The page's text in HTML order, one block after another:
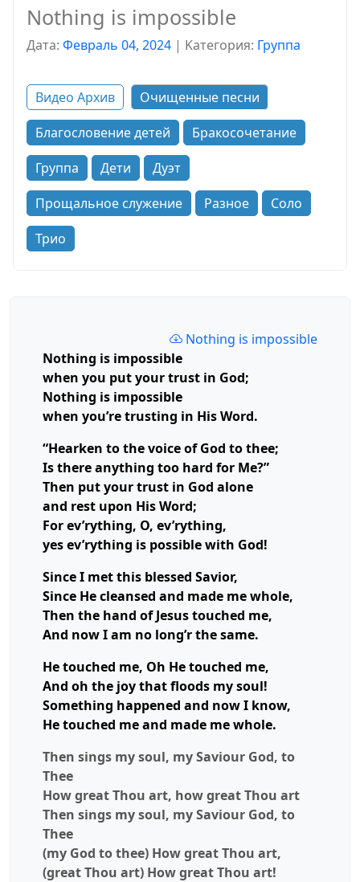
Nothing is impossible
Дата: Февраль 04, 2024 | Kатегория: Группа
Видео Архив
Очищенные песни
Благословение детей
Бракосочетание
Группа
Дети
Дуэт
Прощальное служение
Разное
Соло
Трио
Nothing is impossible
Nothing is impossible
when you put your trust in God;
Nothing is impossible
when you’re trusting in His Word.
“Hearken to the voice of God to thee;
Is there anything too hard for Me?”
Then put your trust in God alone
and rest upon His Word;
For ev’rything, O, ev’rything,
yesev’rything is possible with God!
Since I met this blessed Savior,
Since He cleansed and made me whole,
Then the hand of Jesus touched me,
And now I am no long’r the same.
He touched me, Oh He touched me,
And oh the joy that floods my soul!
Something happened and now I know,
He touched me and made me whole.
Then sings mysoul, my Saviour God, to
Thee
How great Thou art, how great Thou art
Then sings my soul, my Saviour God, to
Thee
(my God to thee) How great Thou art,
(great Thou art) How great Thou art!